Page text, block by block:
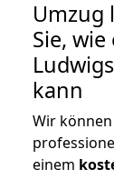
Umzug
Sie,
kann
Wir
einem